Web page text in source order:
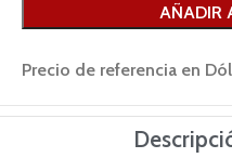
AÑADIR
Precio de referencia en